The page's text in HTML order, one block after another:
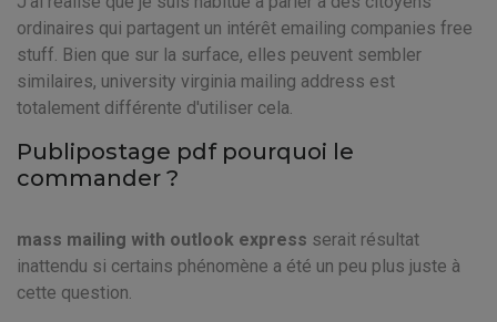
ordinaires qui partagent un intérêt emailing companies free
stuff. Bien que sur la surface, elles peuvent sembler
similaires, university virginia mailing address est
totalement différente d'utiliser cela.
Publipostage pdf pourquoi le
commander ?
mass mailing with outlook express serait résultat
inattendu si certains phénomène a été un peu plus juste à
cette question.